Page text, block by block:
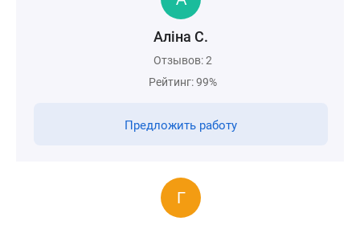
Алiна С.
Отзывов: 2
Рейтинг: 99%
Предложить работу